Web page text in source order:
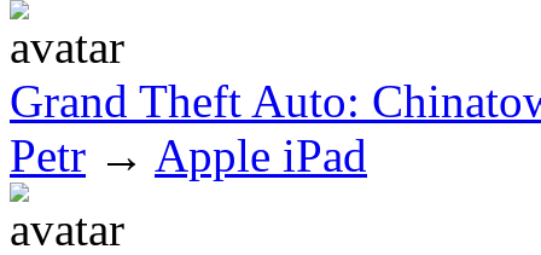
Grand Theft Auto:
Petr → Apple iPad